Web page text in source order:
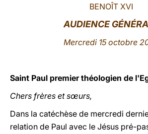
BENOÎT XVI
AUDIENCE
Mercredi 15 octobre
Saint Paul premier théologien de
Chers frères et sœurs,
Dans la catéchèse de mercredi
relation de Paul avec le Jésus pré-